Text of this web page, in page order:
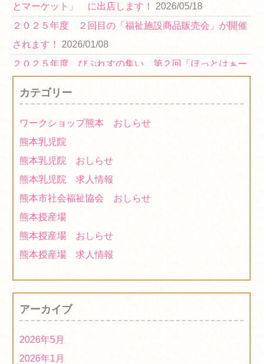
とマーケット」 に出店します！
2026/05/18
２０２５年度 ２回目の「福祉施設商品販売会」が開催
されます！
2026/01/08
２０２５年度 びぷれすの集い 第２回「ほっとはぁー
２０２５年度「福祉施設商品販売会」に出展します！
2025/10/21
２０２１年度「障がい者福祉施設商品等展示・商談会(県
庁)について」に出展します！
2021年度「第３回ほっとはぁーとマーケット」に出店し
ます！ 2021/10/13
2021年度「第1回ほっとはぁーとマーケット」は中止に
なりました 2021/07/12
2020年度「第６回ほっとはぁーとマーケット」に出店し
２０２１年１月：熊本授産場新商品の紹介です。
2021/01/22
カテゴリー
ワークショップ熊本 おしらせ
熊本乳児院
熊本乳児院 おしらせ
熊本乳児院 求人情報
熊本市社会福祉協会 おしらせ
熊本授産場
熊本授産場 おしらせ
熊本授産場 求人情報
アーカイブ
2026年5月
2026年1月